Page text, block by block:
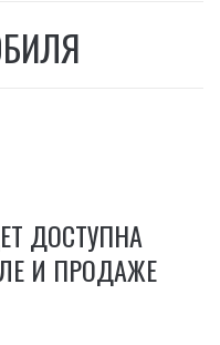
ДОСТУПНА
И ПРОДАЖЕ